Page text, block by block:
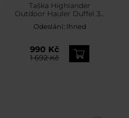
Taška Highlander
Outdoor Hauler Duffel 30
l - Ranger Green
Odeslání: Ihned
990 Kč
1 692 Kč